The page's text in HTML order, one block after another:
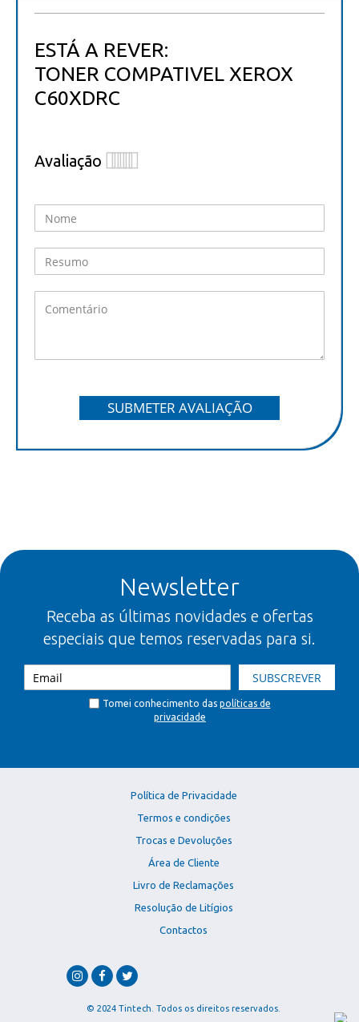
ESTÁ A REVER:
TONER COMPATIVEL XEROX
C60XDRC
Avaliação
SUBMETER AVALIAÇÃO
Newsletter
Receba as últimas novidades e ofertas
especiais que temos reservadas para si.
SUBSCREVER
Tomei conhecimento das políticas de
privacidade
Política de Privacidade
Termos e condições
Trocas e Devoluções
Área de Cliente
Livro de Reclamações
Resolução de Litígios
Contactos
© 2024 Tintech. Todos os direitos reservados.